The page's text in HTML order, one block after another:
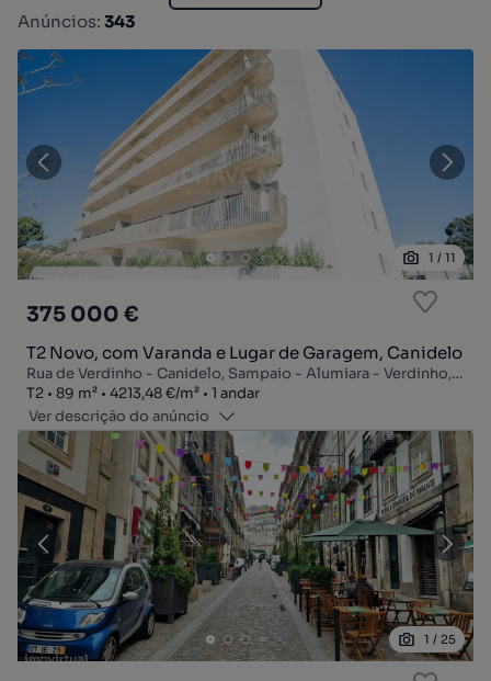
Anúncios: 343
1 / 11
375 000 €
T2 Novo, com Varanda e Lugar de Garagem, Canidelo
Rua de Verdinho - Canidelo, Sampaio - Alumiara - Verdinho, Canidelo, Vila Nova de Gaia, Porto
Tipologia
T2
Zona89 m²
Preço por metro quadrado
4213,48 €/m²
Andar
1 andar
Ver descrição do anúncio
1 / 25